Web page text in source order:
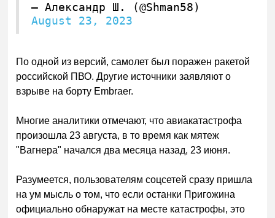
— Александр Ш. (@Shman58)
August 23, 2023
По одной из версий, самолет был поражен ракетой
российской ПВО. Другие источники заявляют о
взрыве на борту Embraer.
Многие аналитики отмечают, что авиакатастрофа
произошла 23 августа, в то время как мятеж
"Вагнера" начался два месяца назад, 23 июня.
Разумеется, пользователям соцсетей сразу пришла
на ум мысль о том, что если останки Пригожина
официально обнаружат на месте катастрофы, это